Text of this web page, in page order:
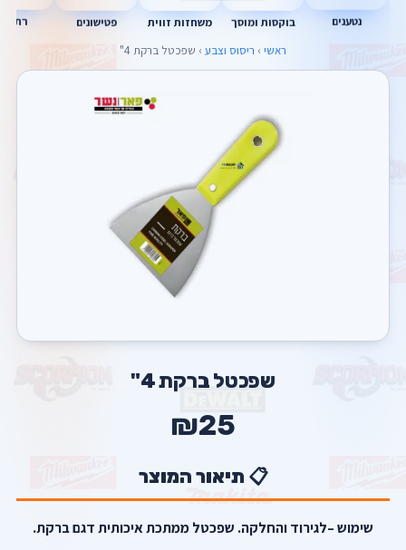
נטענים בוקסות ומוסך משחזות זווית פטישונים
ראשי › ריסוס וצבע › שפכטל ברקת 4"
שפכטל ברקת 4"
₪25
📋 תיאור המוצר
שימוש –לגירוד והחלקה. שפכטל ממתכת איכותית דגם ברקת.